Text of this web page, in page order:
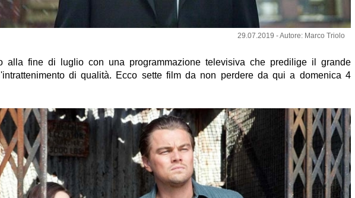
29.07.2019 - Autore: Marco Triolo
alla fine di luglio con una programmazione televisiva che predilige il grande
di qualità. Ecco sette film da non perdere da qui a domenica 4